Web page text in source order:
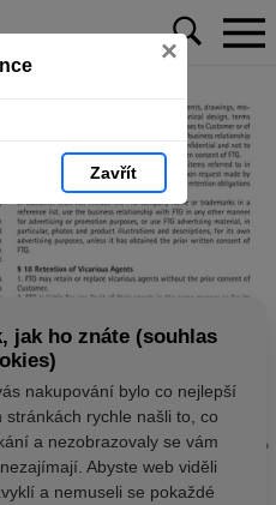
×
Zavřít
jak ho znáte (souhlas
nakupování bylo co nejlepší
stránkách rychle našli to, co
a nezobrazovaly se vám
Abyste web viděli
a nemuseli se pokaždé